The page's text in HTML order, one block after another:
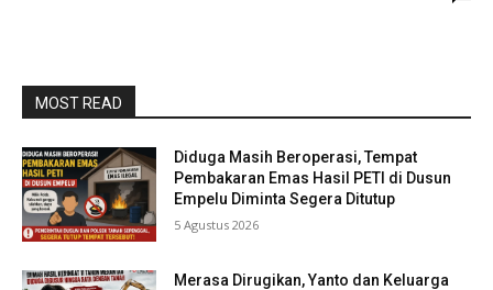
MOST READ
Diduga Masih Beroperasi, Tempat
Pembakaran Emas Hasil PETI di Dusun
Empelu Diminta Segera Ditutup
5 Agustus 2026
Merasa Dirugikan, Yanto dan Keluarga